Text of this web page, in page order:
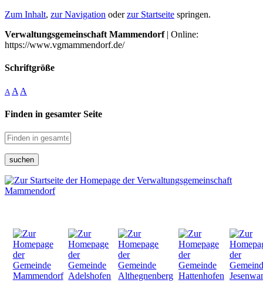
Zum Inhalt, zur Navigation oderzur Startseite springen.
Verwaltungsgemeinschaft Mammendorf| Online:
https://www.vgmammendorf.de/
Schriftgröße
A A A
Finden in gesamter Seite
suchen